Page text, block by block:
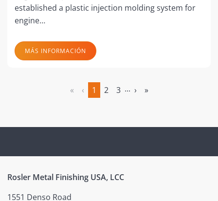
established a plastic injection molding system for
engine…
MÁS INFORMACIÓN
« ‹
1
2 3 ... › »
Rosler Metal Finishing USA, LCC
1551 Denso Road